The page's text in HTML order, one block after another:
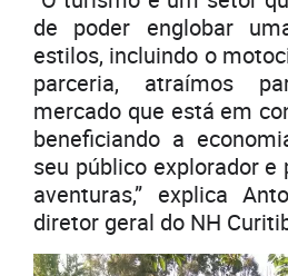
de poder englobar
estilos, incluindo o
parceria, atraímos
mercado que está em
beneficiando a
seu público explorador e
aventuras,” explica
diretor geral do NH